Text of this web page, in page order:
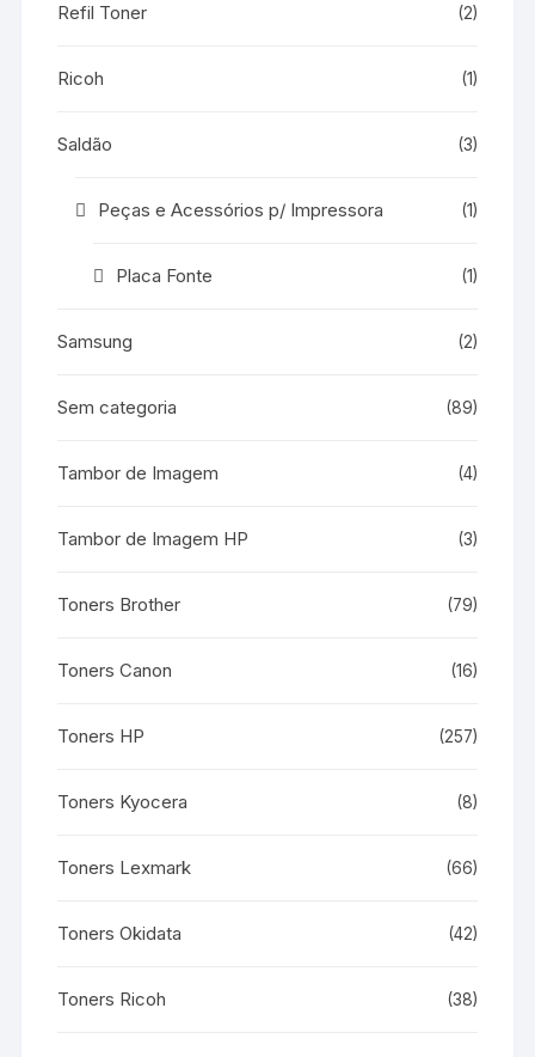
Refil Toner (2)
Ricoh (1)
Saldão (3)
Peças e Acessórios p/ Impressora (1)
Placa Fonte (1)
Samsung (2)
Sem categoria (89)
Tambor de Imagem (4)
Tambor de Imagem HP (3)
Toners Brother (79)
Toners Canon (16)
Toners HP (257)
Toners Kyocera (8)
Toners Lexmark (66)
Toners Okidata (42)
Toners Ricoh (38)